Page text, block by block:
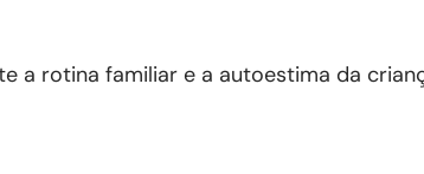
a rotina familiar e a autoestima da